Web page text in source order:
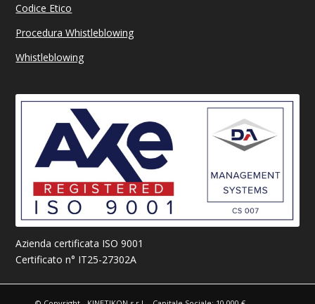
Codice Etico
Procedura Whistleblowing
Whistleblowing
Azienda certificata ISO 9001
Certificato n° IT25-27302A